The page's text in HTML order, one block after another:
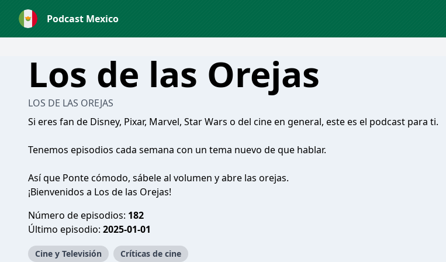
Podcast Mexico
Los de las Orejas
LOS DE LAS OREJAS
Si eres fan de Disney, Pixar, Marvel, Star Wars o del cine en general, este es el podcast para ti.
Tenemos episodios cada semana con un tema nuevo de que hablar.
Así que Ponte cómodo, sábele al volumen y abre las orejas.
¡Bienvenidos a Los de las Orejas!
Número de episodios: 182
Último episodio: 2025-01-01
Cine y Televisión Críticas de cine